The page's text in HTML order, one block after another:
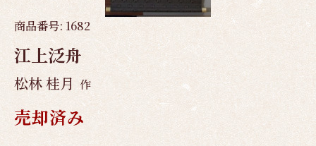
商品番号: 1682
江上泛舟
松林 桂月 作
売却済み